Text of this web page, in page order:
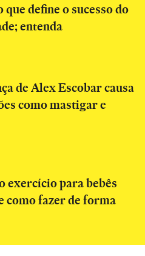
define o sucesso do
entenda
de Alex Escobar causa
como mastigar e
exercício para bebês
como fazer de forma